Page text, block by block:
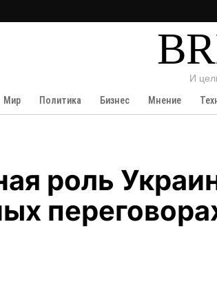
И
Мир Политика Бизнес Мнение
роль